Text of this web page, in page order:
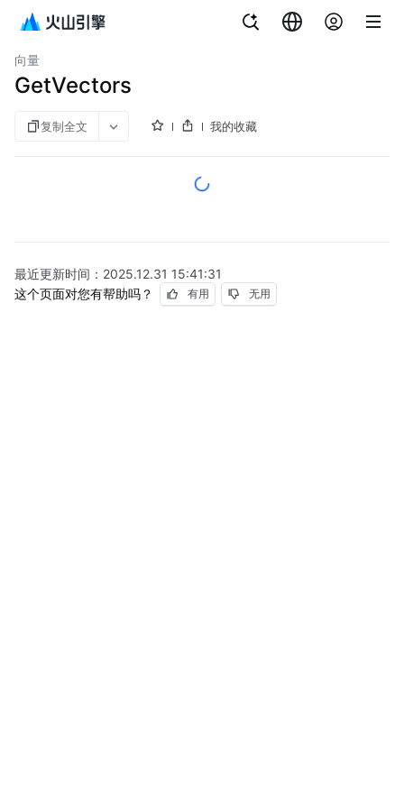
对象存储
向量
GetVectors
复制全文 我的收藏
最近更新时间： 2025.12.31 15:41:31
这个页面对您有帮助吗？
有用 无用